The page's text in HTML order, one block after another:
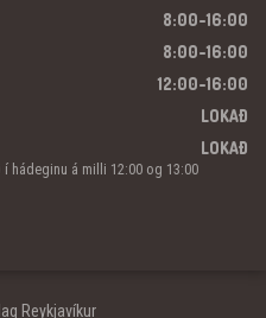
8:00-16:00
8:00-16:00
12:00-16:00
LOKAÐ
LOKAÐ
hádeginu á milli 12:00 og 13:00
Reykjavíkur